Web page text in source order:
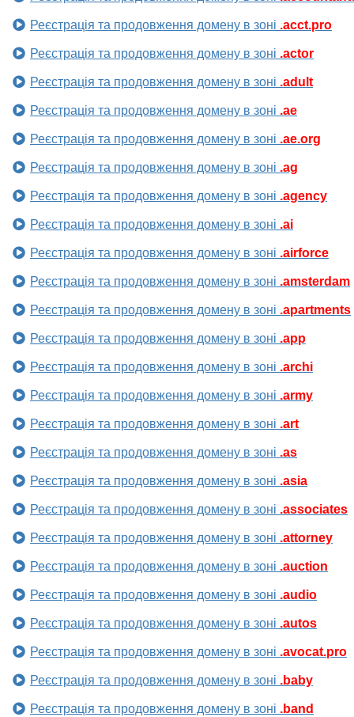
Реєстрація та продовження домену в зоні .acct.pro
Реєстрація та продовження домену в зоні .actor
Реєстрація та продовження домену в зоні .adult
Реєстрація та продовження домену в зоні .ae
Реєстрація та продовження домену в зоні .ae.org
Реєстрація та продовження домену в зоні .ag
Реєстрація та продовження домену в зоні .agency
Реєстрація та продовження домену в зоні .ai
Реєстрація та продовження домену в зоні .airforce
Реєстрація та продовження домену в зоні .amsterdam
Реєстрація та продовження домену в зоні .apartments
Реєстрація та продовження домену в зоні .app
Реєстрація та продовження домену в зоні .archi
Реєстрація та продовження домену в зоні .army
Реєстрація та продовження домену в зоні .art
Реєстрація та продовження домену в зоні .as
Реєстрація та продовження домену в зоні .asia
Реєстрація та продовження домену в зоні .associates
Реєстрація та продовження домену в зоні .attorney
Реєстрація та продовження домену в зоні .auction
Реєстрація та продовження домену в зоні .audio
Реєстрація та продовження домену в зоні .autos
Реєстрація та продовження домену в зоні .avocat.pro
Реєстрація та продовження домену в зоні .baby
Реєстрація та продовження домену в зоні .band